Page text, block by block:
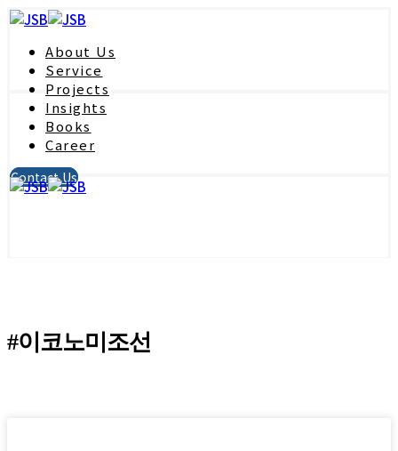
About Us
Service
Projects
Insights
Books
Career
Contact Us
#이코노미조선